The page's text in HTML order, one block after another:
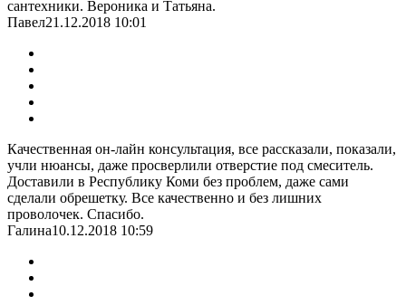
сантехники. Вероника и Татьяна.
Павел21.12.2018 10:01
Качественная он-лайн консультация, все рассказали, показали,
учли нюансы, даже просверлили отверстие под смеситель.
Доставили в Республику Коми без проблем, даже сами
сделали обрешетку. Все качественно и без лишних
проволочек. Спасибо.
Галина10.12.2018 10:59